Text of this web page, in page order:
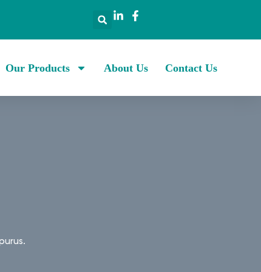
Our Products About Us Contact Us